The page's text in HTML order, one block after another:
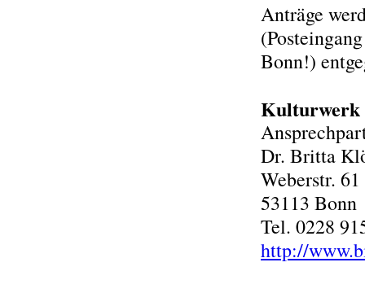
Anträge
Bonn!)
Kulturwerk
Dr. Britta
Weberstr. 61
53113 Bonn
Tel. 0228
http://